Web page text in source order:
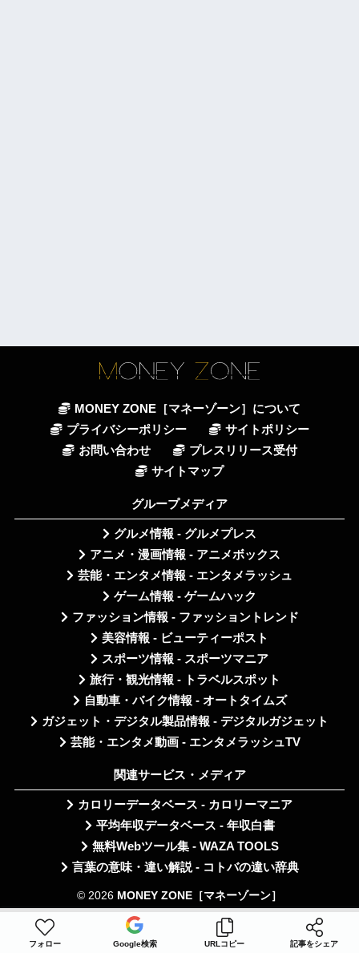
MONEY ZONE［マネーゾーン］について
プライバシーポリシー
サイトポリシー
お問い合わせ
プレスリリース受付
サイトマップ
グループメディア
グルメ情報 - グルメプレス
アニメ・漫画情報 - アニメボックス
芸能・エンタメ情報 - エンタメラッシュ
ゲーム情報 - ゲームハック
ファッション情報 - ファッショントレンド
美容情報 - ビューティーポスト
スポーツ情報 - スポーツマニア
旅行・観光情報 - トラベルスポット
自動車・バイク情報 - オートタイムズ
ガジェット・デジタル製品情報 - デジタルガジェット
芸能・エンタメ動画 - エンタメラッシュTV
関連サービス・メディア
カロリーデータベース - カロリーマニア
平均年収データベース - 年収白書
無料Webツール集 - WAZA TOOLS
言葉の意味・違い解説 - コトバの違い辞典
© 2026 MONEY ZONE［マネーゾーン］
フォロー Google検索 URLコピー 記事をシェア